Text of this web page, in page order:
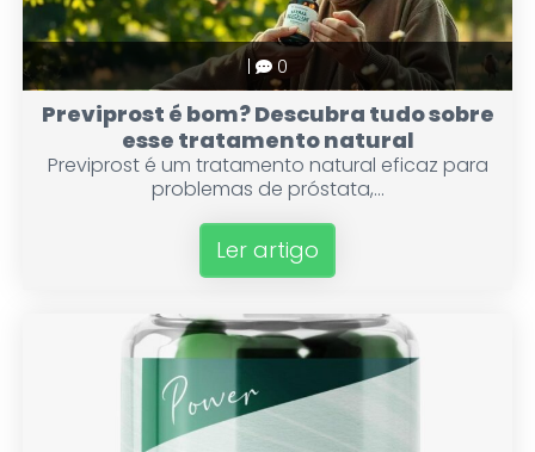
| 0
Previprost é bom? Descubra tudo sobre
esse tratamento natural
Previprost é um tratamento natural eficaz para
problemas de próstata,...
Ler artigo